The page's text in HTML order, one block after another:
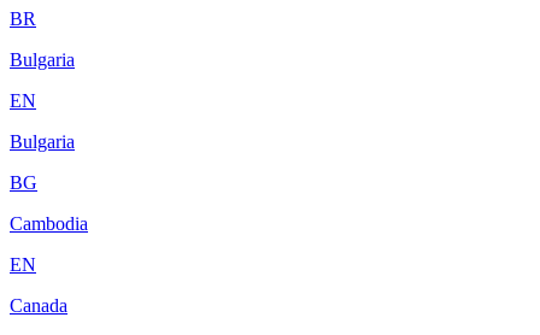
BR
Bulgaria
EN
Bulgaria
BG
Cambodia
EN
Canada